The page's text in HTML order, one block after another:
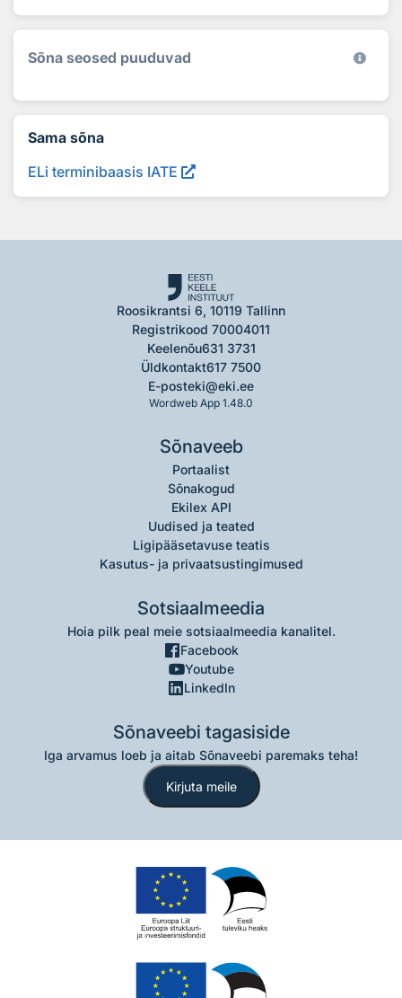
Sõna seosed puuduvad
Sama sõna
ELi terminibaasis IATE
Roosikrantsi 6, 10119 Tallinn
Registrikood 70004011
Keelenõu631 3731
Üldkontakt617 7500
E-posteki@eki.ee
Wordweb App 1.48.0
Sõnaveeb
Portaalist
Sõnakogud
Ekilex API
Uudised ja teated
Ligipääsetavuse teatis
Kasutus- ja privaatsustingimused
Sotsiaalmeedia
Hoia pilk peal meie sotsiaalmeedia kanalitel.
Facebook
Youtube
LinkedIn
Sõnaveebi tagasiside
Iga arvamus loeb ja aitab Sõnaveebi paremaks teha!
Kirjuta meile